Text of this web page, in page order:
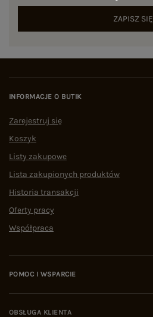
ZAPISZ SIĘ
INFORMACJE O BUTIK
Zarejestruj się
Koszyk
Listy zakupowe
Lista zakupionych produktów
Historia transakcji
Oferty pracy
Współpraca
POMOC I WSPARCIE
OBSŁUGA KLIENTA